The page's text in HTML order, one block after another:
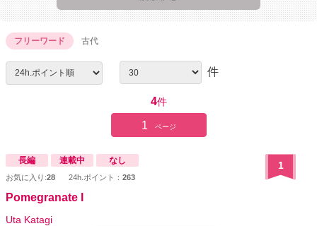
フリーワード 古代
件
4件
1 ページ
長編 連載中 なし
お気に入り:28 24h.ポイント： 263
1
Pomegranate I
Uta Katagi